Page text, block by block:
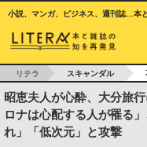
小説、マンガ、ビジネス、週刊誌…本
リテラ スキャンダル
昭恵夫人が心酔、大分旅
ロナは心配する人が罹る
れ」「低次元」と攻撃